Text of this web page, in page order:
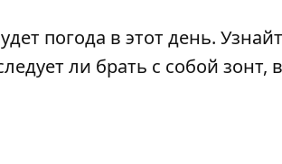
погода в этот день.
ли брать с собой зонт,